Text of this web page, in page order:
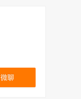
微聊